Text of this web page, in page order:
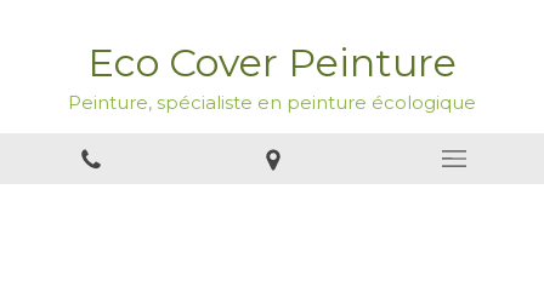
Eco Cover Peinture
Peinture, spécialiste en peinture écologique